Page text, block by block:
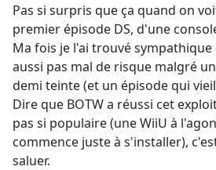
Pas si surpris que ça quand on
premier épisode DS, d'une
Ma fois je l'ai trouvé
aussi pas mal de risque malgré
demi teinte (et un épisode qui
Dire que BOTW a réussi cet
pas si populaire (une WiiU à
commence juste à s'installer),
saluer.